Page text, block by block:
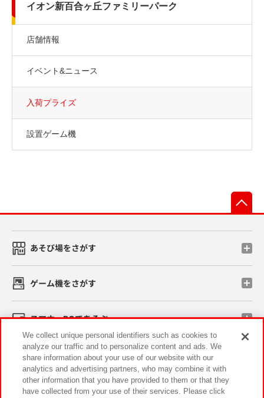
イオン新百合ヶ丘ファミリーパーク
店舗情報
イベント&ニュース
入荷プライズ
設置ゲーム機
あそび場をさがす
ゲーム機をさがす
スマホ・PCであそぶ
イベント・キャンペーン
We collect unique personal identifiers such as cookies to
analyze our traffic and to personalize content and ads. We
share information about your use of our website with our
analytics and advertising partners, who may combine it with
other information that you have provided to them or that they
have collected from your use of their services. Please click